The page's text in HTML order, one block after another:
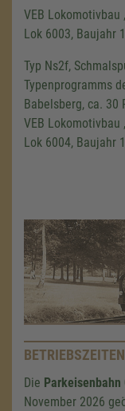
VEB Lokomotivbau
Lok 6003, Baujahr
Typ Ns2f,
Typenprogramms
Babelsberg, ca. 30
VEB Lokomotivbau
Lok 6004, Baujahr
Die Parkeisenbahn
November 2026